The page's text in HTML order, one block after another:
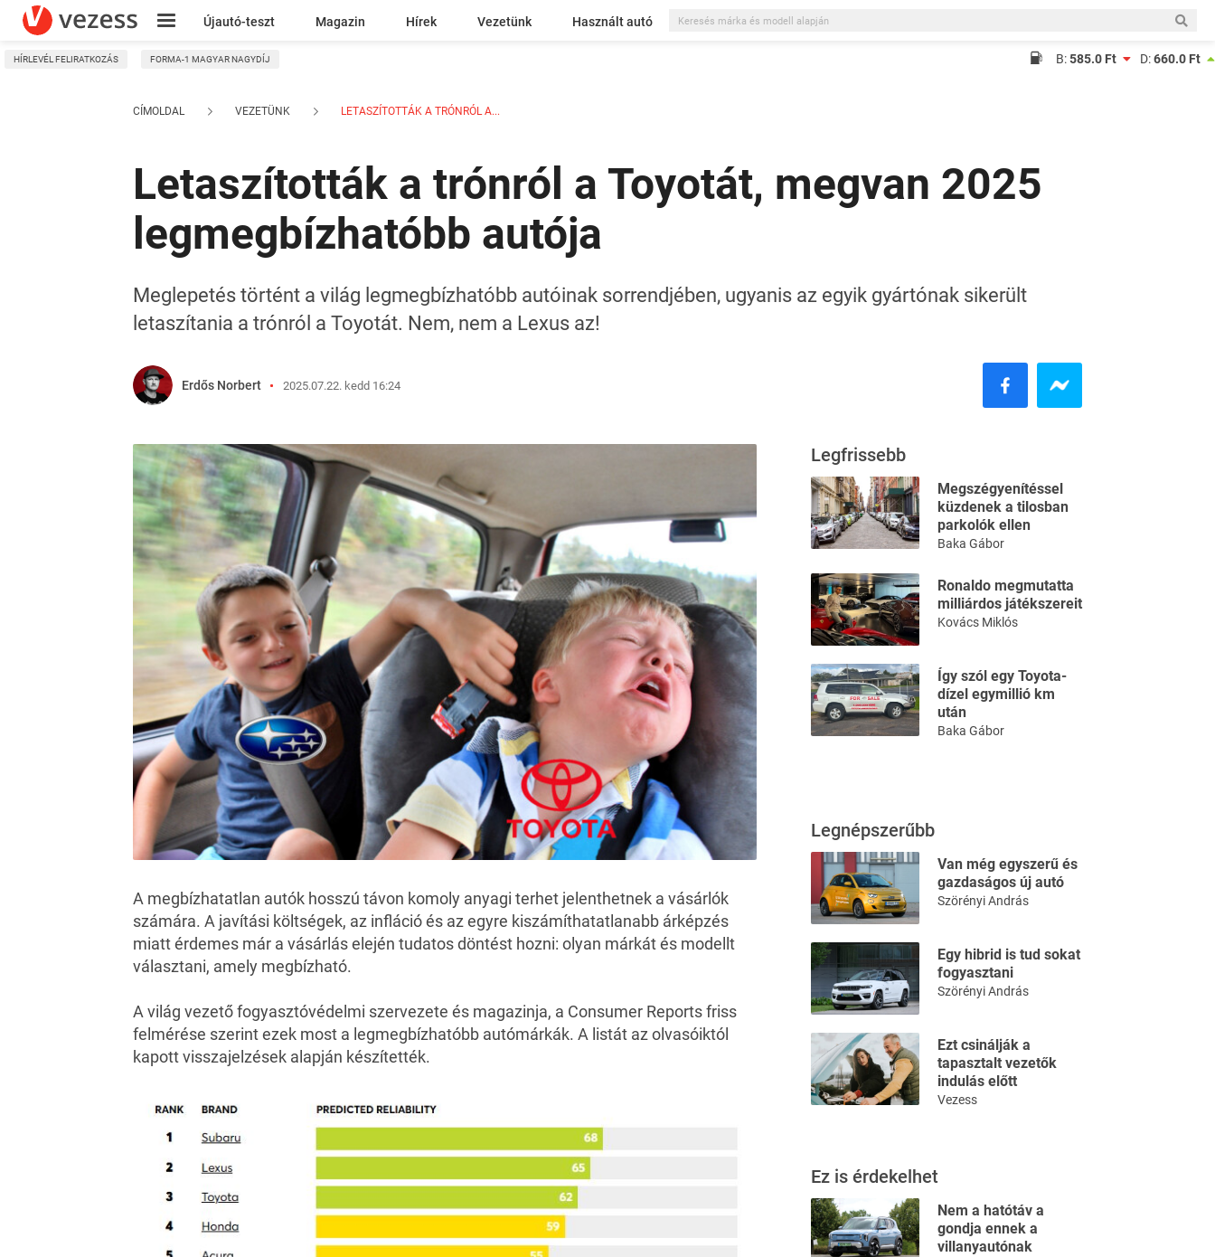
Újautó-teszt Magazin Hírek Vezetünk Használt autó
Kresz
HÍRLEVÉL FELIRATKOZÁS FORMA-1 MAGYAR NAGYDÍJ B:585.0 Ft D:660.0 Ft
CÍMOLDAL VEZETÜNK LETASZÍTOTTÁK A TRÓNRÓL A...
Letaszították a trónról a Toyotát, megvan 2025
legmegbízhatóbb autója
Meglepetés történt a világ legmegbízhatóbb autóinak sorrendjében, ugyanis az egyik gyártónak sikerült
letaszítania a trónról a Toyotát. Nem, nem a Lexus az!
Erdős Norbert 2025.07.22. kedd 16:24
A megbízhatatlan autók hosszú távon komoly anyagi terhet jelenthetnek a vásárlók
számára. A javítási költségek, az infláció és az egyre kiszámíthatatlanabb árképzés
miatt érdemes már a vásárlás elején tudatos döntést hozni: olyan márkát és modellt
választani, amely megbízható.
A világ vezető fogyasztóvédelmi szervezete és magazinja, a Consumer Reports friss
felmérése szerint ezek most a legmegbízhatóbb autómárkák. A listát az olvasóiktól
kapott visszajelzések alapján készítették.
Legfrissebb
Megszégyenítéssel
küzdenek a tilosban
parkolók ellen
Baka Gábor
Ronaldo megmutatta
milliárdos játékszereit
Kovács Miklós
Így szól egy Toyota-
dízel egymillió km
után
Baka Gábor
Legnépszerűbb
Van még egyszerű és
gazdaságos új autó
Szörényi András
Egy hibrid is tud sokat
fogyasztani
Szörényi András
Ezt csinálják a
tapasztalt vezetők
indulás előtt
Vezess
Ez is érdekelhet
Nem a hatótáv a
gondja ennek a
villanyautónak